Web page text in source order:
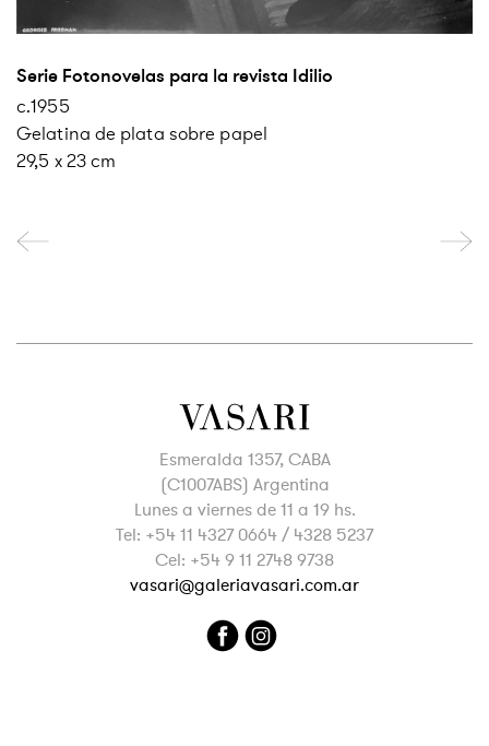
Serie Fotonovelas para la revista Idilio
c.1955
Gelatina de plata sobre papel
29,5 x 23 cm
Esmeralda 1357, CABA
(C1007ABS) Argentina
Lunes a viernes de 11 a 19 hs.
Tel: +54 11 4327 0664 / 4328 5237
Cel: +54 9 11 2748 9738
vasari@galeriavasari.com.ar